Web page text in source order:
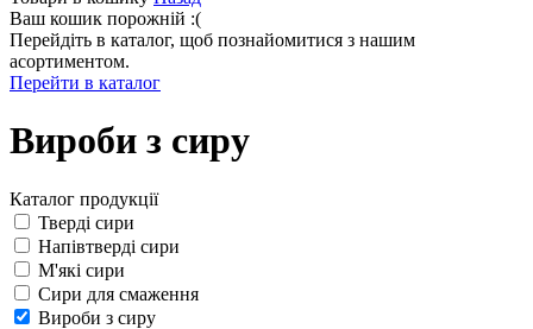
Ваш кошик порожній :(
Перейдіть в каталог, щоб познайомитися з нашим
асортиментом.
Перейти в каталог
Вироби з сиру
Каталог продукції
Тверді сири
Напівтверді сири
М'які сири
Сири для смаження
Вироби з сиру